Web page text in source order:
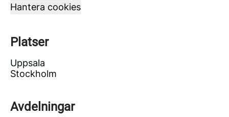
Hantera cookies
Platser
Uppsala
Stockholm
Avdelningar